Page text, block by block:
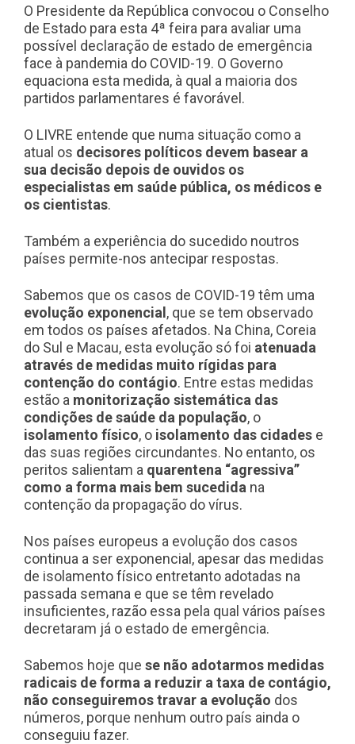
O Presidente da República convocou o Conselho
de Estado para esta 4ª feira para avaliar uma
possível declaração de estado de emergência
face à pandemia do COVID-19. O Governo
equaciona esta medida, à qual a maioria dos
partidos parlamentares é favorável.
O LIVRE entende que numa situação como a
atual os decisores políticos devem basear a
sua decisão depois de ouvidos os
especialistas em saúde pública, os médicos e
os cientistas.
Também a experiência do sucedido noutros
países permite-nos antecipar respostas.
Sabemos que os casos de COVID-19 têm uma
evolução exponencial , que se tem observado
em todos os países afetados. Na China, Coreia
do Sul e Macau, esta evolução só foi atenuada
através de medidas muito rígidas para
contenção do contágio. Entre estas medidas
estão a monitorização sistemática das
condições de saúde da população, o
isolamento físico, o isolamento das cidades e
das suas regiões circundantes. No entanto, os
peritos salientam a quarentena “agressiva”
como a forma mais bem sucedida na
contenção da propagação do vírus.
Nos países europeus a evolução dos casos
continua a ser exponencial, apesar das medidas
de isolamento físico entretanto adotadas na
passada semana e que se têm revelado
insuficientes, razão essa pela qual vários países
decretaram já o estado de emergência.
Sabemos hoje que se não adotarmos medidas
radicais de forma a reduzir a taxa de contágio,
não conseguiremos travar a evolução dos
números, porque nenhum outro país ainda o
conseguiu fazer.